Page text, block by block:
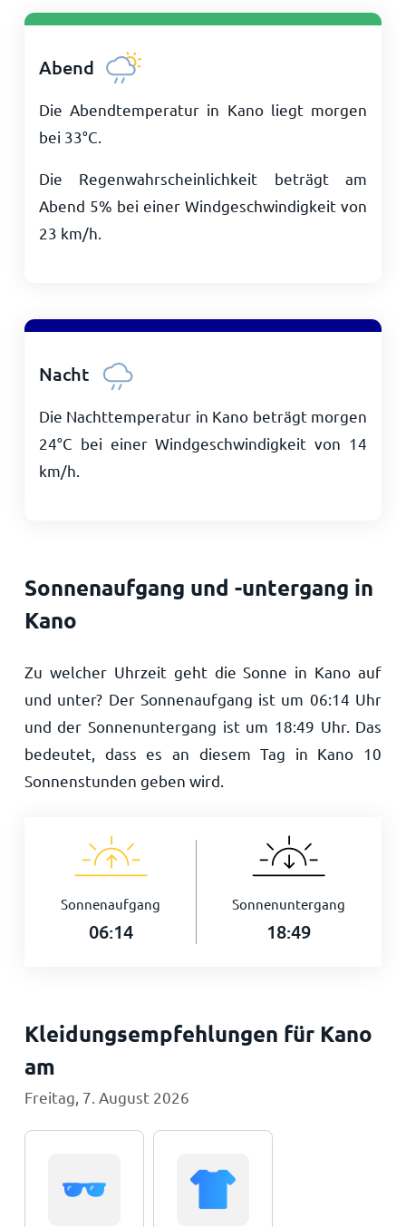
Abend
Die Abendtemperatur in Kano liegt morgen
bei 33°C
Die Regenwahrscheinlichkeit beträgt am
Abend 5% bei einer Windgeschwindigkeit von
23 km/h
Nacht
Die Nachttemperatur in Kano beträgt morgen
24°C bei einer Windgeschwindigkeit von 14
km/h
Sonnenaufgang und -untergang in
Kano
Zu welcher Uhrzeit geht die Sonne in Kano auf
und unter? Der Sonnenaufgang ist um 06:14 Uhr
und der Sonnenuntergang ist um 18:49 Uhr. Das
bedeutet, dass es an diesem Tag in Kano 10
Sonnenstunden geben wird.
Sonnenaufgang
06:14
Sonnenuntergang
18:49
Kleidungsempfehlungen für Kano
am
Freitag, 7. August 2026